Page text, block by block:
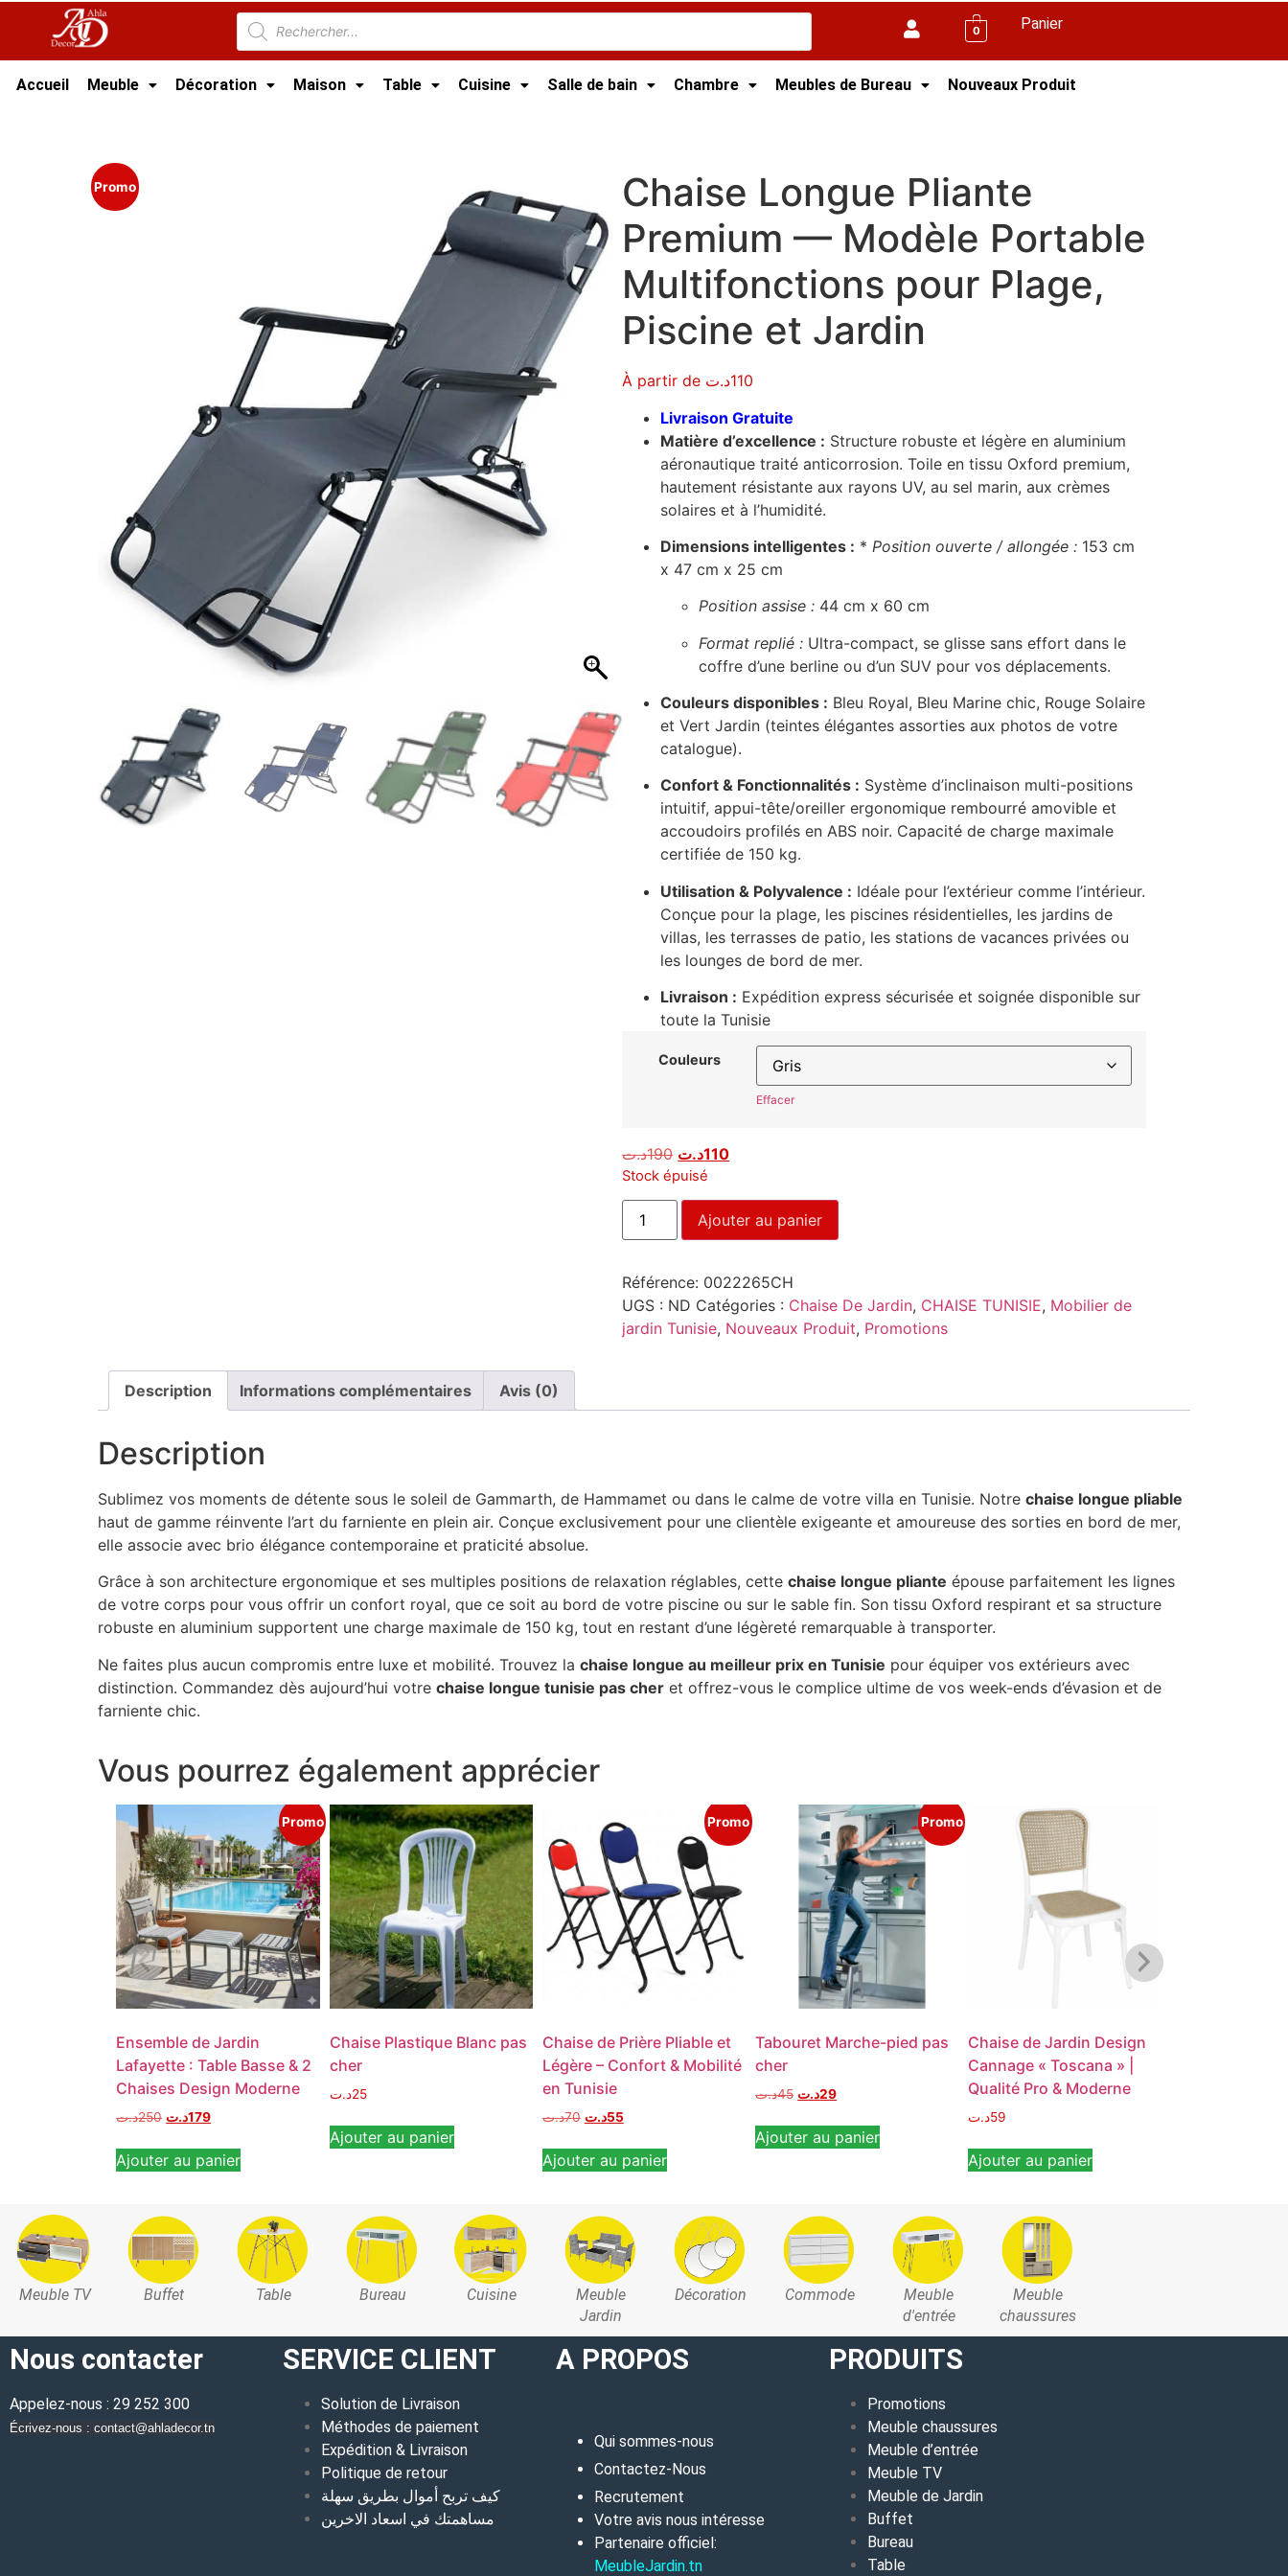
0 Panier
Accueil Meuble Décoration Maison Table Cuisine Salle de bain Chambre Meubles de Bureau Nouveaux Produit
Promo
Chaise Longue Pliante
Premium — Modèle Portable
Multifonctions pour Plage,
Piscine et Jardin
À partir de 110د.ت
Livraison Gratuite
Matière d’excellence : Structure robuste et légère en aluminium
aéronautique traité anticorrosion. Toile en tissu Oxford premium,
hautement résistante aux rayons UV, au sel marin, aux crèmes
solaires et à l’humidité.
Dimensions intelligentes : * Position ouverte / allongée : 153 cm
x 47 cm x 25 cm
Position assise : 44 cm x 60 cm
Format replié : Ultra-compact, se glisse sans effort dans le
coffre d’une berline ou d’un SUV pour vos déplacements.
Couleurs disponibles : Bleu Royal, Bleu Marine chic, Rouge Solaire
et Vert Jardin (teintes élégantes assorties aux photos de votre
catalogue).
Confort & Fonctionnalités : Système d’inclinaison multi-positions
intuitif, appui-tête/oreiller ergonomique rembourré amovible et
accoudoirs profilés en ABS noir. Capacité de charge maximale
certifiée de 150 kg.
Utilisation & Polyvalence : Idéale pour l’extérieur comme l’intérieur.
Conçue pour la plage, les piscines résidentielles, les jardins de
villas, les terrasses de patio, les stations de vacances privées ou
les lounges de bord de mer.
Livraison : Expédition express sécurisée et soignée disponible sur
toute la Tunisie
Couleurs
Effacer
190د.ت 110د.ت
Stock épuisé
Ajouter au panier
Référence: 0022265CH
UGS : ND Catégories : Chaise De Jardin, CHAISE TUNISIE, Mobilier de
jardin Tunisie, Nouveaux Produit, Promotions
Description Informations complémentaires Avis (0)
Description
Sublimez vos moments de détente sous le soleil de Gammarth, de Hammamet ou dans le calme de votre villa en Tunisie. Notre chaise longue pliable
haut de gamme réinvente l’art du farniente en plein air. Conçue exclusivement pour une clientèle exigeante et amoureuse des sorties en bord de mer,
elle associe avec brio élégance contemporaine et praticité absolue.
Grâce à son architecture ergonomique et ses multiples positions de relaxation réglables, cette chaise longue pliante épouse parfaitement les lignes
de votre corps pour vous offrir un confort royal, que ce soit au bord de votre piscine ou sur le sable fin. Son tissu Oxford respirant et sa structure
robuste en aluminium supportent une charge maximale de 150 kg, tout en restant d’une légèreté remarquable à transporter.
Ne faites plus aucun compromis entre luxe et mobilité. Trouvez la chaise longue au meilleur prix en Tunisie pour équiper vos extérieurs avec
distinction. Commandez dès aujourd’hui votre chaise longue tunisie pas cher et offrez-vous le complice ultime de vos week-ends d’évasion et de
farniente chic.
Vous pourrez également apprécier
Promo
Ensemble de Jardin
Lafayette : Table Basse & 2
Chaises Design Moderne
250د.ت 179د.ت
Ajouter au panier
Chaise Plastique Blanc pas
cher
25د.ت
Ajouter au panier
Promo
Chaise de Prière Pliable et
Légère – Confort & Mobilité
en Tunisie
70د.ت 55د.ت
Ajouter au panier
Promo
Tabouret Marche-pied pas
cher
45د.ت 29د.ت
Ajouter au panier
Chaise de Jardin Design
Cannage « Toscana » |
Qualité Pro & Moderne
59د.ت
Ajouter au panier
Meuble TV Buffet Table Bureau Cuisine
Meuble
Jardin
Décoration Commode
Meuble
d'entrée
Meuble
chaussures
Nous contacter
Appelez-nous : 29 252 300
Écrivez-nous : contact@ahladecor.tn
SERVICE CLIENT
Solution de Livraison
Méthodes de paiement
Expédition & Livraison
Politique de retour
كيف تربح أموال بطريق سهلة
مساهمتك في اسعاد الاخرين
A PROPOS
Qui sommes-nous
Contactez-Nous
Recrutement
Votre avis nous intéresse
Partenaire officiel:
MeubleJardin.tn
PRODUITS
Promotions
Meuble chaussures
Meuble d’entrée
Meuble TV
Meuble de Jardin
Buffet
Bureau
Table